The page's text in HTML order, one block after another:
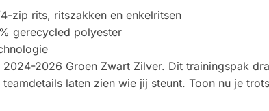
zip rits, ritszakken en enkelritsen
gerecycled polyester
2026 Groen Zwart Zilver. Dit trainingspak
laten zien wie jij steunt. Toon nu je